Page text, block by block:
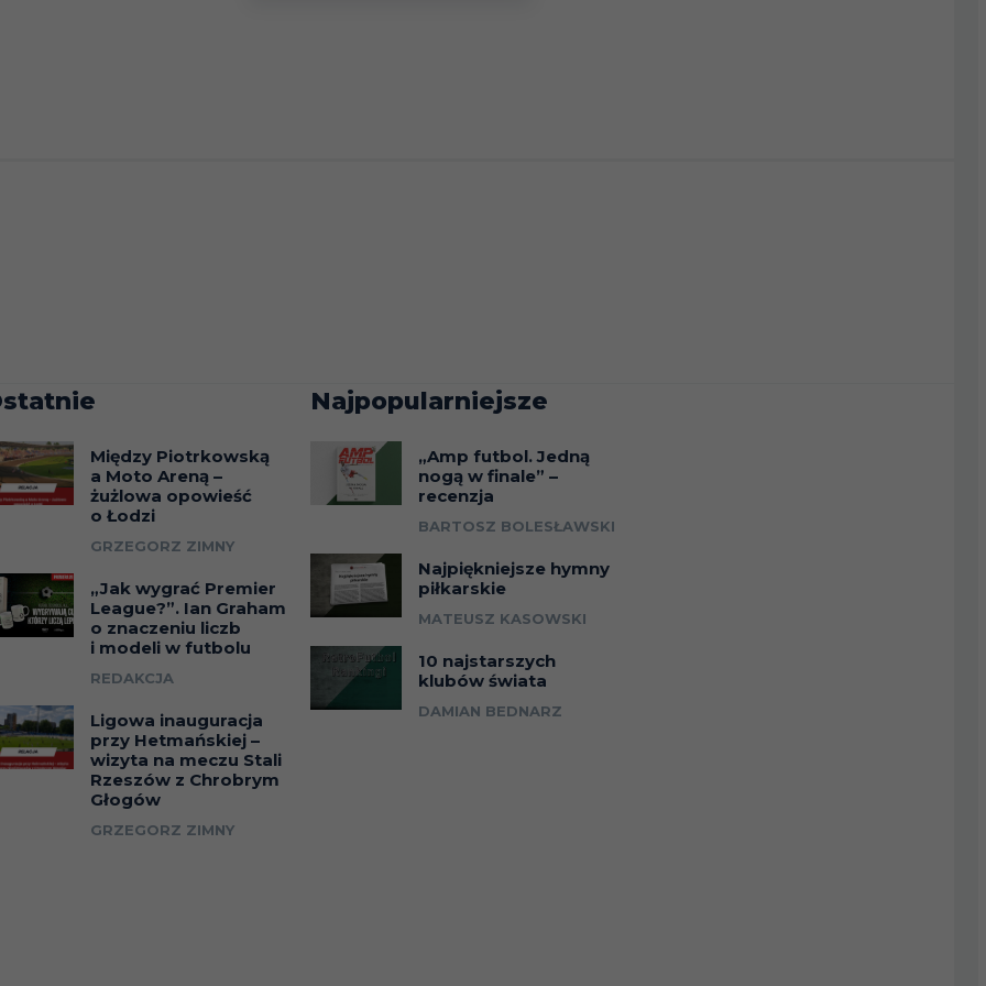
Między Piotrkowską
a Moto Areną –
żużlowa opowieść
o Łodzi
GRZEGORZ ZIMNY
„Jak wygrać Premier
League?”. Ian Graham
o znaczeniu liczb
i modeli w futbolu
REDAKCJA
Ligowa inauguracja
przy Hetmańskiej –
wizyta na meczu Stali
Rzeszów z Chrobrym
Głogów
GRZEGORZ ZIMNY
Najpopularniejsze
„Amp futbol. Jedną
nogą w finale” –
recenzja
BARTOSZ BOLESŁAWSKI
Najpiękniejsze hymny
piłkarskie
MATEUSZ KASOWSKI
10 najstarszych
klubów świata
DAMIAN BEDNARZ